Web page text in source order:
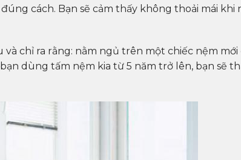
cách. Bạn sẽ cảm thấy không thoải mái khi
chỉ ra rằng: nằm ngủ trên một chiếc nệm mới
dùng tấm nệm kia từ 5 năm trở lên, bạn sẽ